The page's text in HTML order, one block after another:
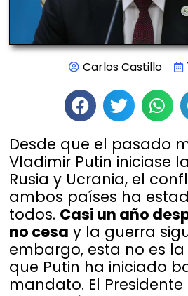
Carlos Castillo
Desde que el pasado
Vladimir Putin iniciase
Rusia y Ucrania, el
ambos países ha
todos. Casi un año
no cesa y la guerra
embargo, esta no es
que Putin ha iniciado
mandato. El